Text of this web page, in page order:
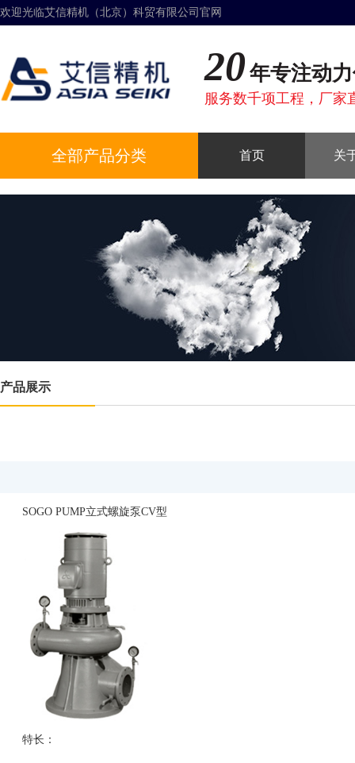
欢迎光临艾信精机（北京）科贸有限公司官网
20 年专注动
服务数千项工程，厂家
全部产品分类 首页 关
产品展示
SOGO PUMP立式螺旋泵CV型
特长：